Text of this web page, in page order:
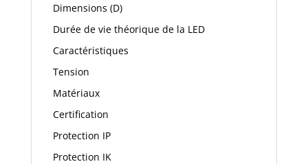
Dimensions (D)
Durée de vie théorique de la LED
Caractéristiques
Tension
Matériaux
Certification
Protection IP
Protection IK